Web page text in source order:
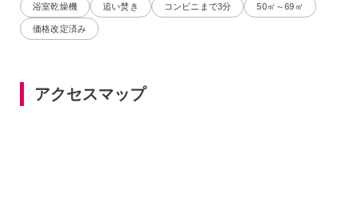
浴室乾燥機 追い焚き コンビニまで3分 50㎡～69㎡
価格改定済み
アクセスマップ